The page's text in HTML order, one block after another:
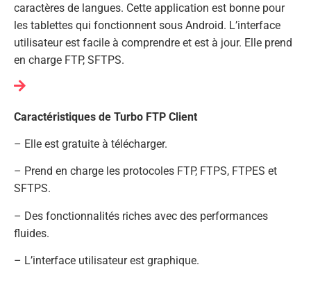
caractères de langues. Cette application est bonne pour
les tablettes qui fonctionnent sous Android. L’interface
utilisateur est facile à comprendre et est à jour. Elle prend
en charge FTP, SFTPS.
Caractéristiques de Turbo FTP Client
– Elle est gratuite à télécharger.
– Prend en charge les protocoles FTP, FTPS, FTPES et
SFTPS.
– Des fonctionnalités riches avec des performances
fluides.
– L’interface utilisateur est graphique.